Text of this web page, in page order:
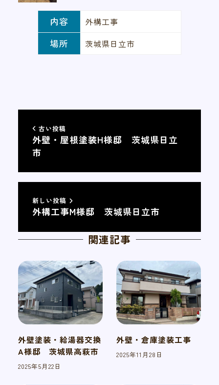
内容 外構工事
場所 茨城県日立市
古い投稿
外壁・屋根塗装H様邸 茨城県日立
市
新しい投稿
外構工事M様邸 茨城県日立市
関連記事
外壁塗装・給湯器交換
A様邸 茨城県高萩市
投稿日
2025年5月22日
外壁・倉庫塗装工事
投稿日
2025年11月28日